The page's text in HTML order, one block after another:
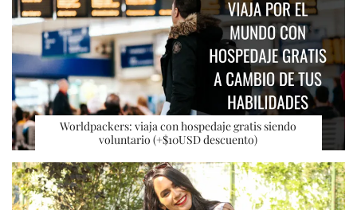
Worldpackers: viaja con hospedaje gratis siendo
voluntario (+$10USD descuento)